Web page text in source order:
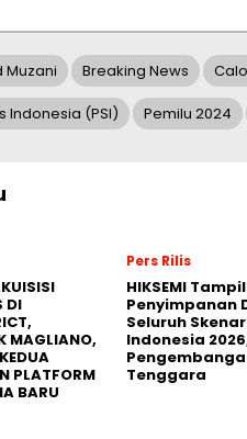
Muzani Breaking News
Indonesia (PSI) Pemilu 2024
DI
MAGLIANO,
PLATFORM
BARU
Pers Rilis
HIKSEMI
Penyimpanan
Seluruh
Indonesia
Tenggara